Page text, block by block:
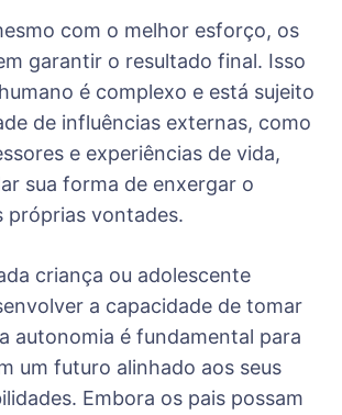
com o melhor esforço, os
garantir o resultado final. Isso
é complexo e está sujeito
de influências externas, como
e experiências de vida,
sua forma de enxergar o
próprias vontades.
criança ou adolescente
a capacidade de tomar
autonomia é fundamental para
um futuro alinhado aos seus
Embora os pais possam